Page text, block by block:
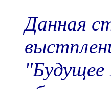
Данная
"Будущее